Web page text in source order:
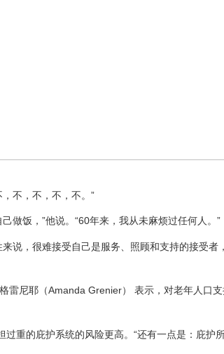
不，不，不，不。”
做饭，”他说。“60年来，我从未麻烦过任何人。”
说，很难接受自己是服务、照顾和支持的接受者
雷尼耶（Amanda Grenier） 表示，对老年人口
重的庇护系统的风险更高。“还有一点是：庇护